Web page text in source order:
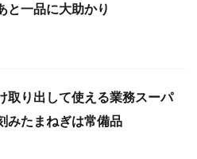
と一品に大助かり
取り出して使える業務スーパ
みたまねぎは常備品